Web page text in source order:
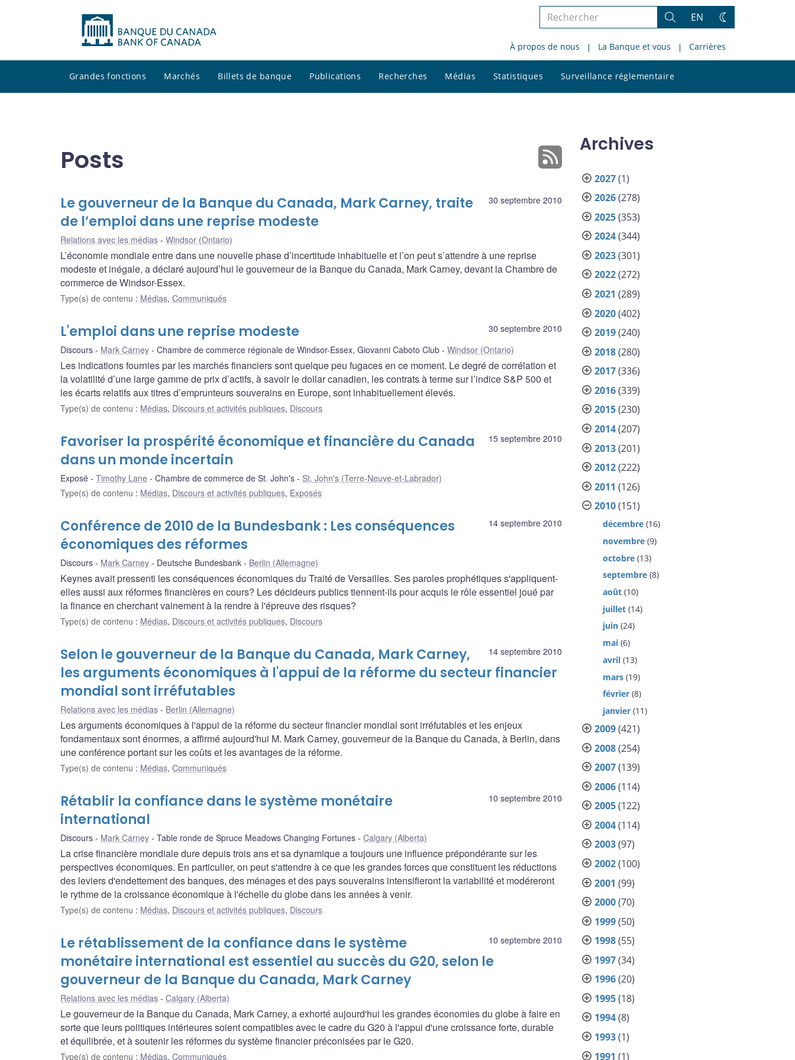
Rechercher
le
site
Rechercher
EN
Changez
thème
À propos de nous La Banque et vous Carrières
Grandes fonctions Marchés Billets de banque Publications Recherches Médias Statistiques Surveillance réglementaire
le
Posts
30 septembre 2010
Le gouverneur de la Banque du Canada, Mark Carney, traite
de l’emploi dans une reprise modeste
Relations avec les médias Windsor (Ontario)
L’économie mondiale entre dans une nouvelle phase d’incertitude inhabituelle et l’on peut s’attendre à une reprise
modeste et inégale, a déclaré aujourd’hui le gouverneur de la Banque du Canada, Mark Carney, devant la Chambre de
commerce de Windsor-Essex.
Type(s) de contenu : Médias, Communiqués
30 septembre 2010
L'emploi dans une reprise modeste
Discours Mark Carney Chambre de commerce régionale de Windsor-Essex, Giovanni Caboto Club Windsor (Ontario)
Les indications fournies par les marchés financiers sont quelque peu fugaces en ce moment. Le degré de corrélation et
la volatilité d’une large gamme de prix d’actifs, à savoir le dollar canadien, les contrats à terme sur l’indice S&P 500 et
les écarts relatifs aux titres d’emprunteurs souverains en Europe, sont inhabituellement élevés.
Type(s) de contenu : Médias, Discours et activités publiques, Discours
15 septembre 2010
Favoriser la prospérité économique et financière du Canada
dans un monde incertain
Exposé Timothy Lane Chambre de commerce de St. John's
St. John's (Terre-Neuve-et-Labrador)
Type(s) de contenu : Médias, Discours et activités publiques, Exposés
14 septembre 2010
Conférence de 2010 de la Bundesbank : Les conséquences
économiques des réformes
Discours Mark Carney Deutsche Bundesbank Berlin (Allemagne)
Keynes avait pressenti les conséquences économiques du Traité de Versailles. Ses paroles prophétiques s'appliquent-
elles aussi aux réformes financières en cours? Les décideurs publics tiennent-ils pour acquis le rôle essentiel joué par
la finance en cherchant vainement à la rendre à l'épreuve des risques?
Type(s) de contenu : Médias, Discours et activités publiques, Discours
14 septembre 2010
Selon le gouverneur de la Banque du Canada, Mark Carney,
les arguments économiques à l'appui de la réforme du secteur financier
mondial sont irréfutables
Relations avec les médias Berlin (Allemagne)
Les arguments économiques à l'appui de la réforme du secteur financier mondial sont irréfutables et les enjeux
fondamentaux sont énormes, a affirmé aujourd'hui M. Mark Carney, gouverneur de la Banque du Canada, à Berlin, dans
une conférence portant sur les coûts et les avantages de la réforme.
Type(s) de contenu : Médias, Communiqués
10 septembre 2010
Rétablir la confiance dans le système monétaire
international
Discours Mark Carney Table ronde de Spruce Meadows Changing Fortunes Calgary (Alberta)
La crise financière mondiale dure depuis trois ans et sa dynamique a toujours une influence prépondérante sur les
perspectives économiques. En particulier, on peut s'attendre à ce que les grandes forces que constituent les réductions
des leviers d'endettement des banques, des ménages et des pays souverains intensifieront la variabilité et modéreront
le rythme de la croissance économique à l'échelle du globe dans les années à venir.
Type(s) de contenu : Médias, Discours et activités publiques, Discours
10 septembre 2010
Le rétablissement de la confiance dans le système
monétaire international est essentiel au succès du G20, selon le
gouverneur de la Banque du Canada, Mark Carney
Relations avec les médias Calgary (Alberta)
Le gouverneur de la Banque du Canada, Mark Carney, a exhorté aujourd'hui les grandes économies du globe à faire en
sorte que leurs politiques intérieures soient compatibles avec le cadre du G20 à l'appui d'une croissance forte, durable
et équilibrée, et à soutenir les réformes du système financier préconisées par le G20.
Type(s) de contenu : Médias, Communiqués
Archives
2027(1)
2026(278)
2025(353)
2024(344)
2023(301)
2022(272)
2021 (289)
2020(402)
2019(240)
2018(280)
2017(336)
2016(339)
2015(230)
2014(207)
2013(201)
2012(222)
2011 (126)
2010(151)
décembre (16)
novembre (9)
octobre (13)
septembre (8)
août (10)
juillet (14)
juin (24)
mai (6)
avril (13)
mars (19)
février (8)
janvier (11)
2009(421)
2008(254)
2007(139)
2006(114)
2005(122)
2004(114)
2003(97)
2002(100)
2001 (99)
2000(70)
1999(50)
1998(55)
1997(34)
1996(20)
1995(18)
1994(8)
1993(1)
1991 (1)